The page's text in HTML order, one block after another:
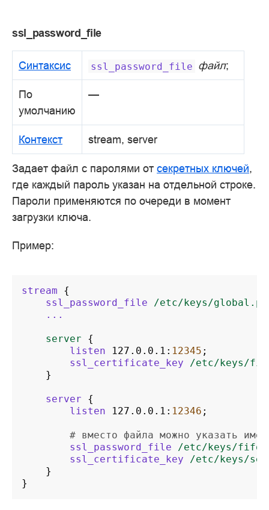
ssl_password_file
Синтаксис ssl_password_file файл;
По
умолчанию
—
Контекст stream, server
Задает файл с паролями от секретных ключей,
где каждый пароль указан на отдельной строке.
Пароли применяются по очереди в момент
загрузки ключа.
Пример:
stream
{
ssl_password_file
/etc/keys/
...
server
{
listen
127.0.0.1 : 12345 ;
ssl_certificate_key
/etc/keys/
}
server
{
listen
127.0.0.1 : 12346 ;
# вместо файла можно указать
ssl_password_file
/etc/keys/fifo
ssl_certificate_key
/etc/keys/
}
}